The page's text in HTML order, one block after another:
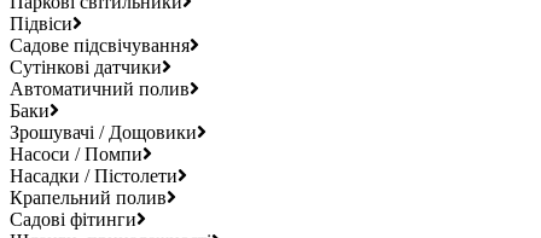
Підвіси
Садове підсвічування
Сутінкові датчики
Автоматичний полив
Баки
Зрошувачі / Дощовики
Насоси / Помпи
Насадки / Пістолети
Крапельний полив
Садові фітинги